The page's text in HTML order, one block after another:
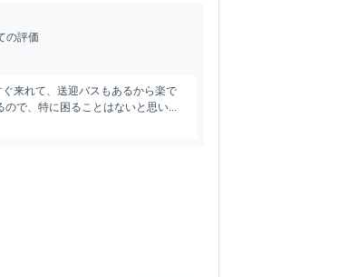
の評価
来れて、送迎バスもあるから楽で
で、特に困ることはないと思い...